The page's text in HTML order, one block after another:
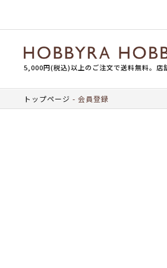
5,000円(税込)以上のご注文で送料無料。店
トップページ 会員登録